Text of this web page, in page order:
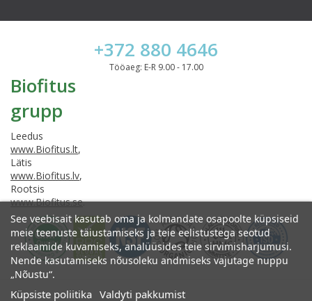
+372 880 4646
Tööaeg: E-R 9.00 - 17.00
Biofitus
grupp
Leedus
www.Biofitus.lt,
Lätis
www.Biofitus.lv,
Rootsis
www.Biofitus.se.
See veebisait kasutab oma ja kolmandate osapoolte küpsiseid
meie teenuste täiustamiseks ja teie eelistustega seotud
reklaamide kuvamiseks, analüüsides teie sirvimisharjumusi.
Nende kasutamiseks nõusoleku andmiseks vajutage nuppu
„Nõustu“.
Küpsiste poliitika Valdyti pakkumist